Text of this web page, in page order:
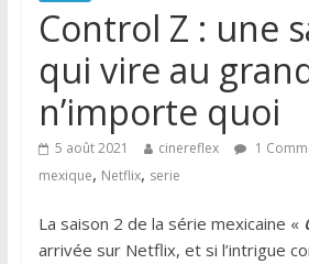
Control Z : une
qui vire au
n’importe quoi
5 août 2021 cinereflex 1
mexique, Netflix, serie
La saison 2 de la série mexicaine «
arrivée sur Netflix, et si l’intrigue